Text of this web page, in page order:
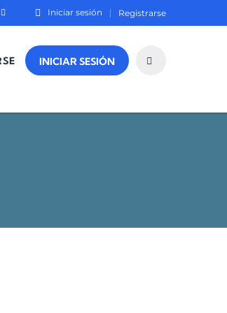
Iniciar sesión Registrarse
INICIAR SESIÓN